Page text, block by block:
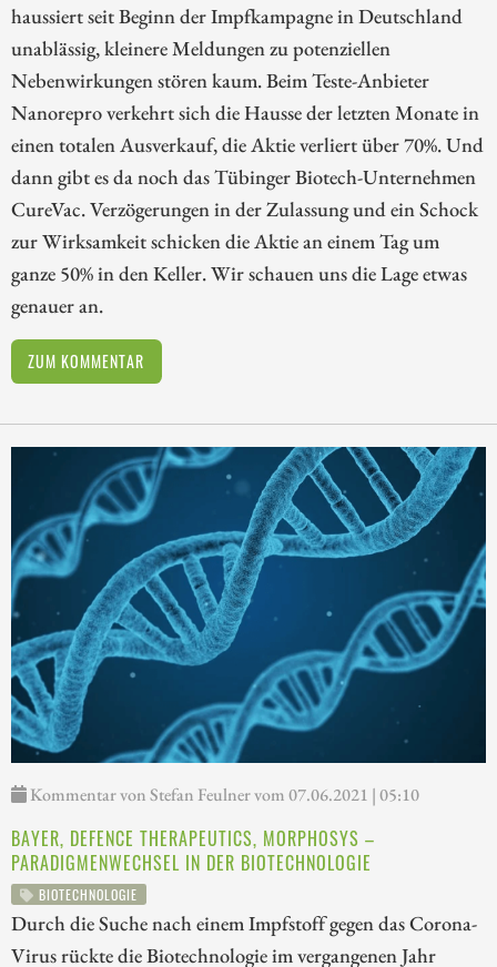
haussiert seit Beginn der Impfkampagne in Deutschland
unablässig, kleinere Meldungen zu potenziellen
Nebenwirkungen stören kaum. Beim Teste-Anbieter
Nanorepro verkehrt sich die Hausse der letzten Monate in
einen totalen Ausverkauf, die Aktie verliert über 70%. Und
dann gibt es da noch das Tübinger Biotech-Unternehmen
CureVac. Verzögerungen in der Zulassung und ein Schock
zur Wirksamkeit schicken die Aktie an einem Tag um
ganze 50% in den Keller. Wir schauen uns die Lage etwas
genauer an.
ZUM KOMMENTAR
Kommentar von Stefan Feulner vom 07.06.2021 | 05:10
BAYER, DEFENCE THERAPEUTICS, MORPHOSYS –
PARADIGMENWECHSEL IN DER BIOTECHNOLOGIE
BIOTECHNOLOGIE
Durch die Suche nach einem Impfstoff gegen das Corona-
Virus rückte die Biotechnologie im vergangenen Jahr